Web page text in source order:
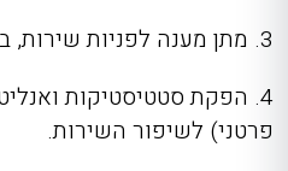
3. מתן מענה לפניות שירות, בירורים ותלונות.
4. הפקת סטטיסטיקות
פרטני) לשיפור השירות.